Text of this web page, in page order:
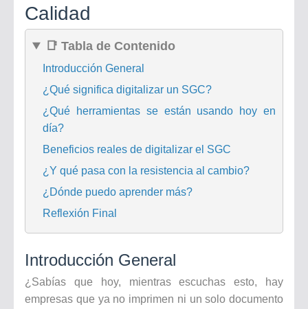
Calidad
📑 Tabla de Contenido
Introducción General
¿Qué significa digitalizar un SGC?
¿Qué herramientas se están usando hoy en
día?
Beneficios reales de digitalizar el SGC
¿Y qué pasa con la resistencia al cambio?
¿Dónde puedo aprender más?
Reflexión Final
Introducción General
¿Sabías que hoy, mientras escuchas esto, hay
empresas que ya no imprimen ni un solo documento